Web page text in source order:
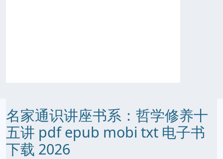
名家通识讲座书系：哲学修养十
五讲 pdf epub mobi txt 电子书
下载 2026